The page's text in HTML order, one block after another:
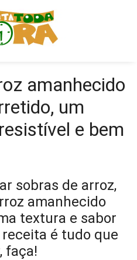
amanhecido
um
e bem
sobras de arroz,
amanhecido
textura e sabor
é tudo que
faça!